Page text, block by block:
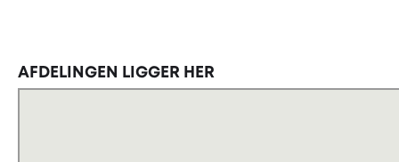
Afdelingen ligger her